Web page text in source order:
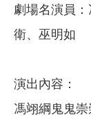
劇場名演員
衛、巫明如
演出內容：
馮翊綱鬼鬼